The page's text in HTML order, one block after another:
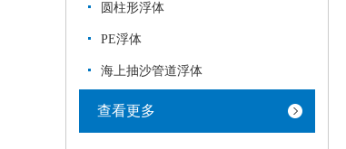
圆柱形浮体
PE浮体
海上抽沙管道浮体
查看更多